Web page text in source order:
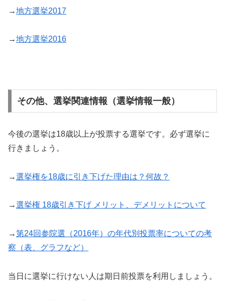
→地方選挙2017
→地方選挙2016
その他、選挙関連情報（選挙情報一般）
今後の選挙は18歳以上が投票する選挙です。必ず選挙に
行きましょう。
→選挙権を18歳に引き下げた理由は？何故？
→選挙権 18歳引き下げ メリット、デメリットについて
→第24回参院選（2016年）の年代別投票率についての考
察（表、グラフなど）
当日に選挙に行けない人は期日前投票を利用しましょう。